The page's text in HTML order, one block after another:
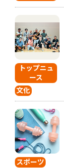
トップニュ
ース
文化
スポーツ